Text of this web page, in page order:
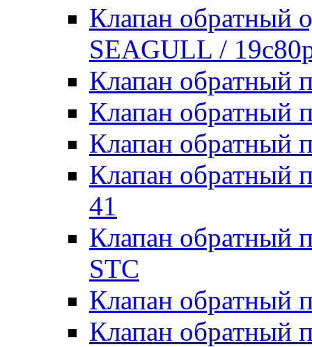
Клапан обратный
SEAGULL /
Клапан обратный
Клапан обратный
Клапан обратный
Клапан обратный
41
Клапан обратный
STC
Клапан обратный
Клапан обратный